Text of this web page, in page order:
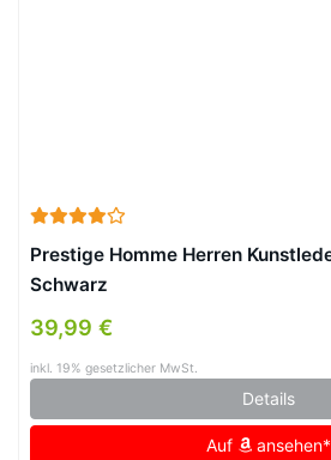
Prestige Homme Herren
Schwarz
39,99 €
inkl. 19% gesetzlicher MwSt.
Details
Auf ansehen*